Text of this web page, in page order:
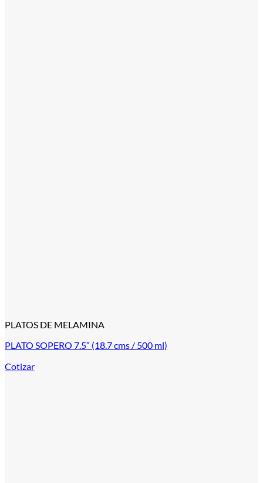
PLATOS DE MELAMINA
PLATO SOPERO 7.5″ (18.7 cms / 500 ml)
Cotizar